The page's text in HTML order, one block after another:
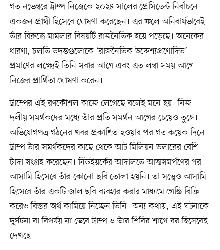
গত নভেম্বরে ট্রাম্প নিজেকে ২০২৪ সালের প্রেসিডেন্ট নির্বাচনে
একজন প্রার্থী হিসেবে ঘোষণা করেছেন। এর ফলে অনিবার্যভাবেই
তাঁর বিরুদ্ধে মামলার বিষয়টি রাজনৈতিক হয়ে পড়েছে। অনেকের
ধারণা, চলতি তদন্তগুলোকে ‘রাজনৈতিক উদ্দেশ্যপ্রণোদিত’
প্রমাণের লক্ষ্যেই তিনি সবার আগে এবং এত লম্বা সময় আগে
নিজের প্রার্থিতা ঘোষণা করেন।
ট্রাম্পের এই রণকৌশল কাজে লেগেছে বলেই মনে হয়। নিজ
দলীয় সমর্থকদের মধ্যে তাঁর প্রতি সমর্থন আগের চেয়েও তুঙ্গে।
অভিযোগপত্র গঠনের খবর প্রকাশিত হওয়ার পর গত কয়েক দিনে
ট্রাম্প তাঁর সমর্থকদের কাছে থেকে আট মিলিয়ন ডলারের বেশি
চাঁদা সংগ্রহ করেছেন। নিউইয়র্কের আদালতে আত্মসমর্পণের পর
আসামি হিসেবে তাঁর কোনো ছবি তোলা হয়নি। তা সত্ত্বেও আসামি
হিসেবে তাঁর একটি জাল ছবি ব্যবহার করার মাধ্যমে গেঞ্জি বিক্রি
করেও বিস্তর অর্থ কামিয়ে নিচ্ছেন তিনি। অন্য কথায়, এই ঘটনাকে
দুর্ঘটনা বা বিপর্যয় না ভেবে ট্রাম্প ও তাঁর শিবির শাপে বর হিসেবেই
দেখছে।